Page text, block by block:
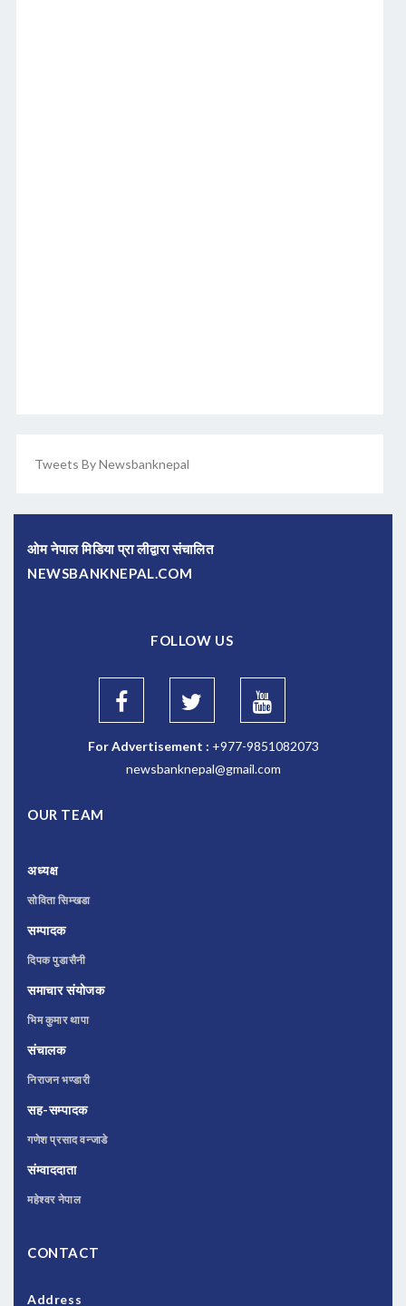
Tweets By Newsbanknepal
ओम नेपाल मिडिया प्रा लीद्वारा संचालित
NEWSBANKNEPAL.COM
FOLLOW US
For Advertisement : +977-9851082073
newsbanknepal@gmail.com
OUR TEAM
अध्यक्ष
सोविता सिम्खडा
सम्पादक
दिपक पुडासैनी
समाचार संयोजक
भिम कुमार थापा
संचालक
निराजन भण्डारी
सह-सम्पादक
गणेश प्रसाद वन्जाडे
संम्वाददाता
महेश्वर नेपाल
CONTACT
Address